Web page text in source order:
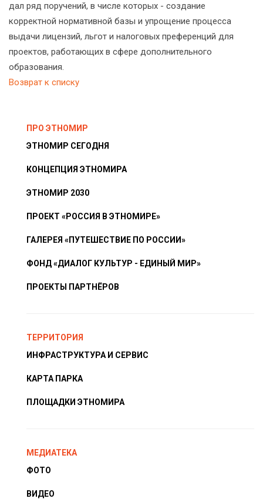
дал ряд поручений, в числе которых - создание
корректной нормативной базы и упрощение процесса
выдачи лицензий, льгот и налоговых преференций для
проектов, работающих в сфере дополнительного
образования.
Возврат к списку
ПРО ЭТНОМИР
ЭТНОМИР СЕГОДНЯ
КОНЦЕПЦИЯ ЭТНОМИРА
ЭТНОМИР 2030
ПРОЕКТ «РОССИЯ В ЭТНОМИРЕ»
ГАЛЕРЕЯ «ПУТЕШЕСТВИЕ ПО РОССИИ»
ФОНД «ДИАЛОГ КУЛЬТУР - ЕДИНЫЙ МИР»
ПРОЕКТЫ ПАРТНЁРОВ
ТЕРРИТОРИЯ
ИНФРАСТРУКТУРА И СЕРВИС
КАРТА ПАРКА
ПЛОЩАДКИ ЭТНОМИРА
МЕДИАТЕКА
ФОТО
ВИДЕО